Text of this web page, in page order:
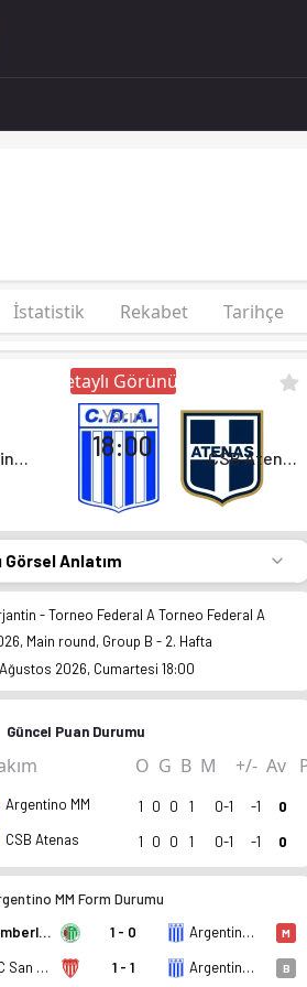
23 puan. Kadro, fikstür ve
İstatistik Rekabet Tarihçe
Detaylı Görünüm
Argentino MM
Yarın
18:00 CSB Atenas
Görsel Anlatım
- Torneo Federal A Torneo Federal A
Main round, Group B - 2. Hafta
2026, Cumartesi 18:00
Güncel Puan Durumu
O G B M +/- Av
Argentino MM 1 0 0 1 0-1 -1
0
CSB Atenas 1 0 0 1 0-1 -1 0
MM Form Durumu
Kimberley de Mar Del Plata 1 - 0 Argentino MM M
AC San Martin de Mendoza 1 - 1 Argentino MM B